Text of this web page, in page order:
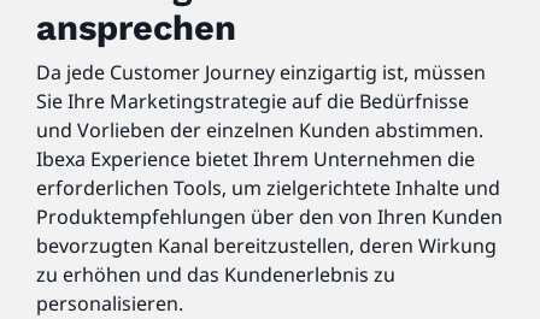
ansprechen
Da jede Customer Journey einzigartig ist, müssen
Sie Ihre Marketingstrategie auf die Bedürfnisse
und Vorlieben der einzelnen Kunden abstimmen.
Ibexa Experience bietet Ihrem Unternehmen die
erforderlichen Tools, um zielgerichtete Inhalte und
Produktempfehlungen über den von Ihren Kunden
bevorzugten Kanal bereitzustellen, deren Wirkung
zu erhöhen und das Kundenerlebnis zu
personalisieren.